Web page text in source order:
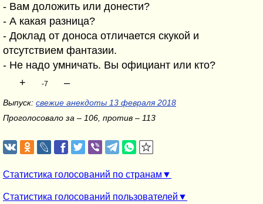
- Вам доложить или донести?
- А какая разница?
- Доклад от доноса отличается скукой и
отсутствием фантазии.
- Не надо умничать. Вы официант или кто?
+
-7 –
Выпуск: свежие анекдоты 13 февраля 2018
Проголосовало за – 106, против – 113
Статистика голосований по странам
Статистика голосований пользователей